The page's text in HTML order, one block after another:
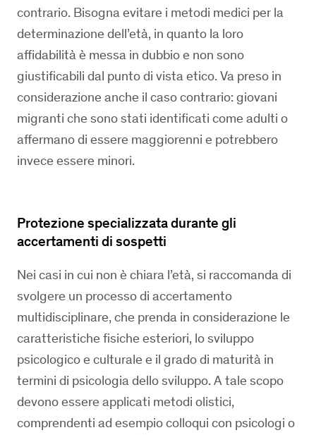
contrario. Bisogna evitare i metodi medici per la
determinazione dell’età, in quanto la loro
affidabilità è messa in dubbio e non sono
giustificabili dal punto di vista etico. Va preso in
considerazione anche il caso contrario: giovani
migranti che sono stati identificati come adulti o
affermano di essere maggiorenni e potrebbero
invece essere minori.
Protezione specializzata durante gli
accertamenti di sospetti
Nei casi in cui non è chiara l’età, si raccomanda di
svolgere un processo di accertamento
multidisciplinare, che prenda in considerazione le
caratteristiche fisiche esteriori, lo sviluppo
psicologico e culturale e il grado di maturità in
termini di psicologia dello sviluppo. A tale scopo
devono essere applicati metodi olistici,
comprendenti ad esempio colloqui con psicologi o